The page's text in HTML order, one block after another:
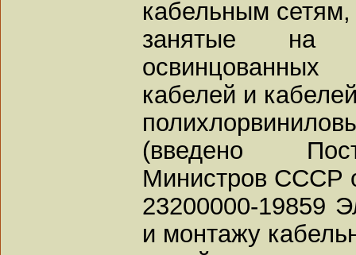
кабельным сетям,
занятые на
освинцованных
кабелей и
(введено
Министров СССР
23200000-19859
и монтажу